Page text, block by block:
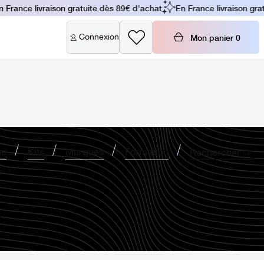
Connexion Mon panier 0
Kits Marques Formation Rechercher
livraison gratuite dès 89€ d'achat En France livraison